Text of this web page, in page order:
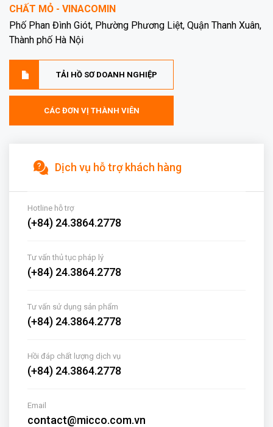
CHẤT MỎ - VINACOMIN
Phố Phan Đình Giót, Phường Phương Liệt, Quận Thanh Xuân,
Thành phố Hà Nội
TẢI HỒ SƠ DOANH NGHIỆP
CÁC ĐƠN VỊ THÀNH VIÊN
Dịch vụ hỗ trợ khách hàng
Hotline hỗ trợ
(+84) 24.3864.2778
Tư vấn thủ tục pháp lý
(+84) 24.3864.2778
Tư vấn sử dụng sản phẩm
(+84) 24.3864.2778
Hồi đáp chất lượng dịch vụ
(+84) 24.3864.2778
Email
contact@micco.com.vn